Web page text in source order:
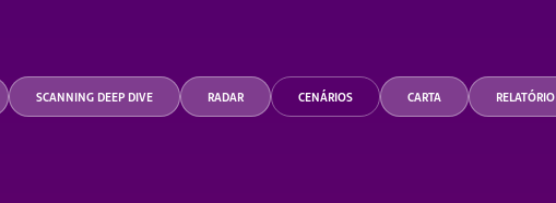
SCANNING DEEP DIVE RADAR CENÁRIOS CARTA RELATÓRIO